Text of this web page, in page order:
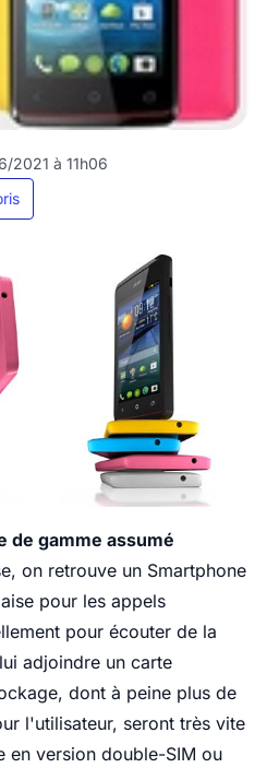
2021 à 11h06
de gamme assumé
on retrouve un Smartphone
pour les appels
pour écouter de la
adjoindre un carte
dont à peine plus de
l'utilisateur, seront très vite
en version double-SIM ou